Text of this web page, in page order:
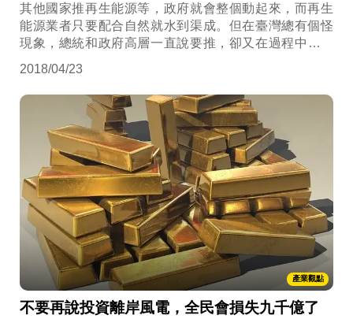
其他國家推再生能源等，政府就會整個動起來，而再生
能源業者只要配合自然就水到渠成。但在臺灣總有個怪
現象，總統和政府高層一直說要推，卻又在過程中互相
法律的角度，給離岸風電開發商的不傳秘招，第一招
WTO及貿易制裁途徑、第二招 擬定未來風險控制之策
略、第三招 擬定法律面的應對策略。
2018/04/23
產業觀點
不要再說投資離岸風電，全民會損失九千億了